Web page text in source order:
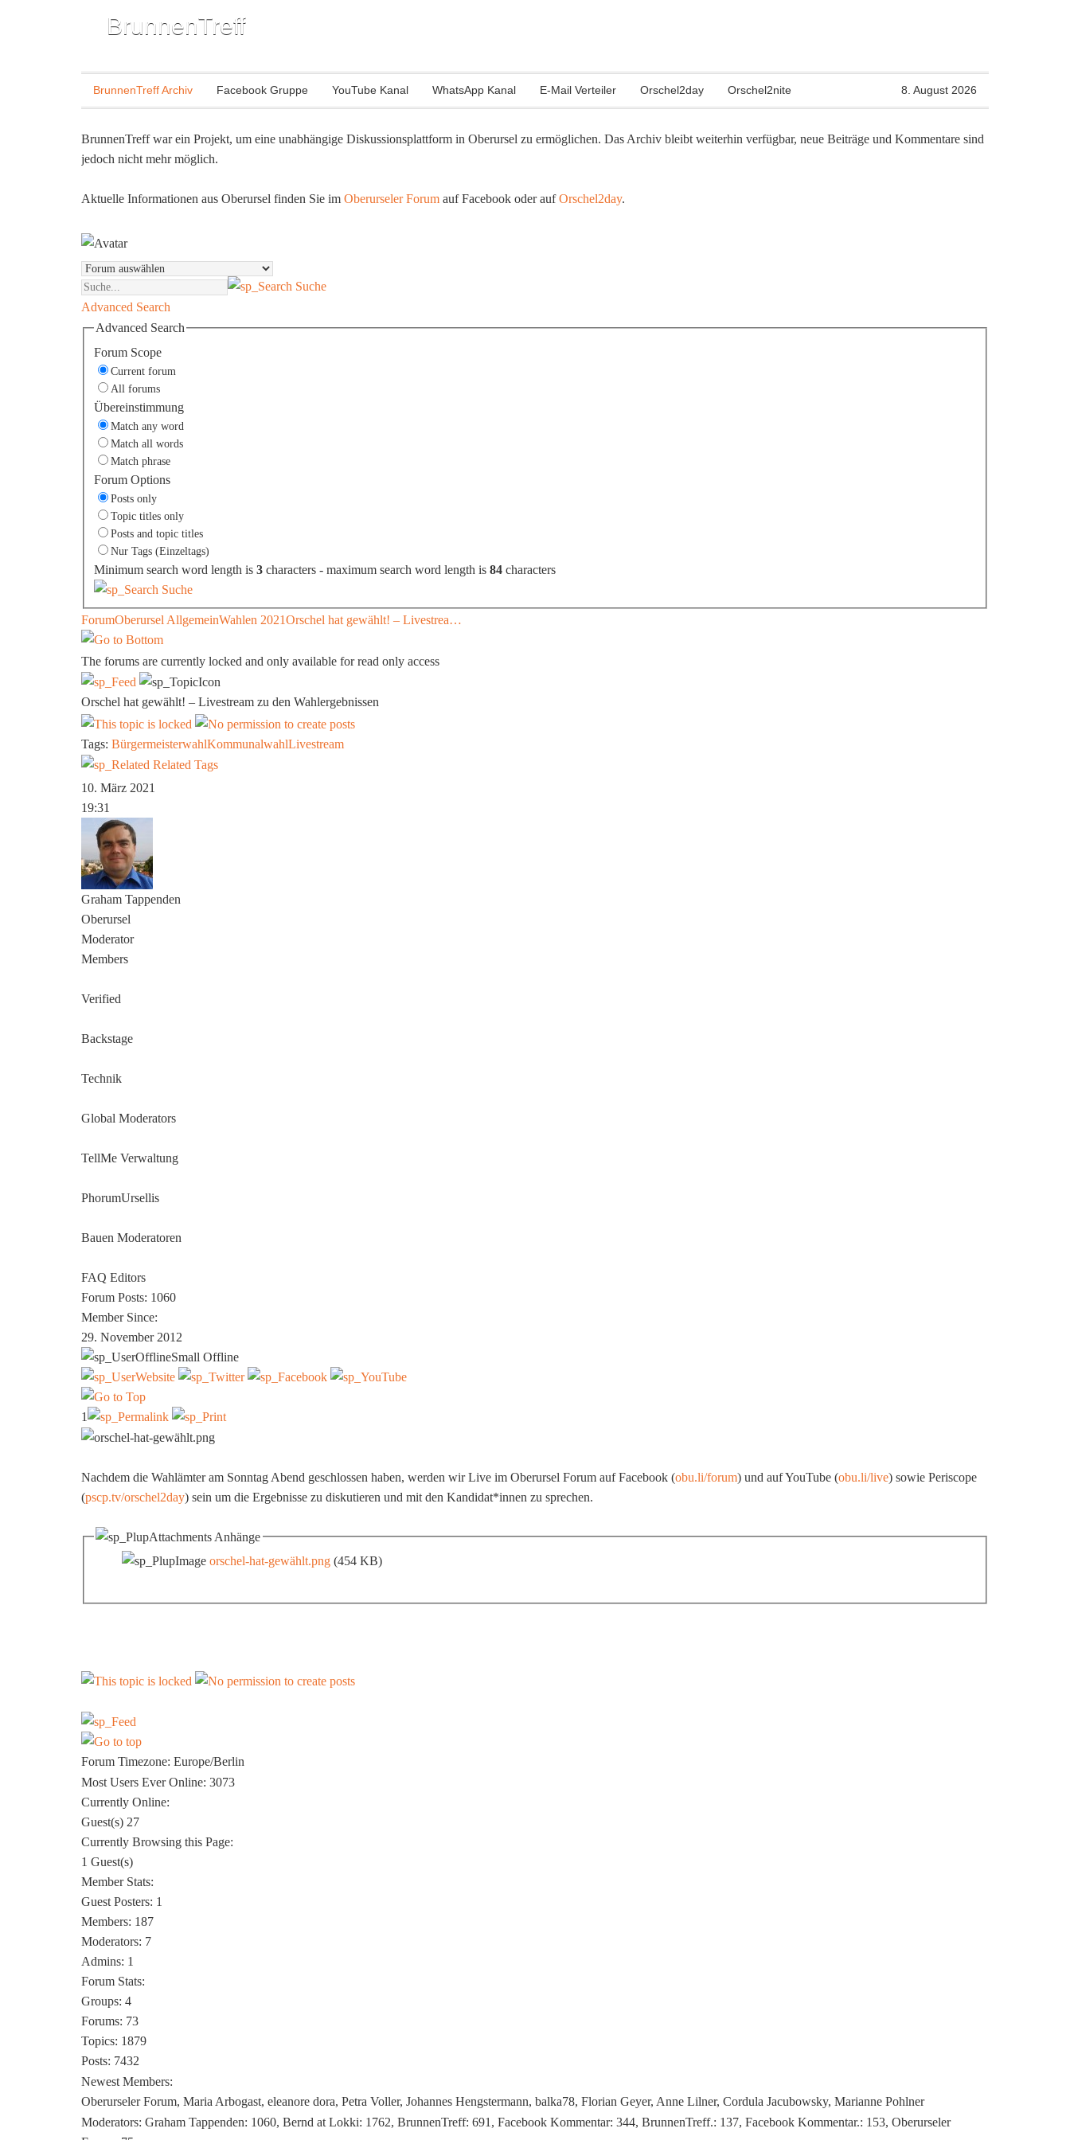
BrunnenTreff
BrunnenTreff Archiv Facebook Gruppe YouTube Kanal WhatsApp Kanal E-Mail Verteiler Orschel2day Orschel2nite 8. August 2026
BrunnenTreff war ein Projekt, um eine unabhängige Diskussionsplattform in Oberursel zu ermöglichen. Das Archiv bleibt weiterhin verfügbar, neue Beiträge und Kommentare sind
jedoch nicht mehr möglich.
Aktuelle Informationen aus Oberursel finden Sie im Oberurseler Forum auf Facebook oder aufOrschel2day.
Suche
Advanced Search
Advanced Search
Forum Scope
Current forum
All forums
Übereinstimmung
Match any word
Match all words
Match phrase
Forum Options
Posts only
Topic titles only
Posts and topic titles
Nur Tags (Einzeltags)
Minimum search word length is 3 characters - maximum search word length is 84 characters
Suche
ForumOberursel AllgemeinWahlen 2021Orschel hat gewählt! – Livestrea…
The forums are currently locked and only available for read only access
Orschel hat gewählt! – Livestream zu den Wahlergebnissen
Tags: BürgermeisterwahlKommunalwahlLivestream
Related Tags
10. März 2021
19:31
Graham Tappenden
Oberursel
Moderator
Members
Verified
Backstage
Technik
Global Moderators
TellMe Verwaltung
PhorumUrsellis
Bauen Moderatoren
FAQ Editors
Forum Posts: 1060
Member Since:
29. November 2012
Offline
1
Nachdem die Wahlämter am Sonntag Abend geschlossen haben, werden wir Live im Oberursel Forum auf Facebook (obu.li/forum) und auf YouTube (obu.li/live) sowie Periscope
(pscp.tv/orschel2day) sein um die Ergebnisse zu diskutieren und mit den Kandidat*innen zu sprechen.
Anhänge
orschel-hat-gewählt.png (454 KB)
Forum Timezone: Europe/Berlin
Most Users Ever Online: 3073
Currently Online:
Guest(s) 27
Currently Browsing this Page:
1 Guest(s)
Member Stats:
Guest Posters: 1
Members: 187
Moderators: 7
Admins: 1
Forum Stats:
Groups: 4
Forums: 73
Topics: 1879
Posts: 7432
Newest Members:
Oberurseler Forum, Maria Arbogast, eleanore dora, Petra Voller, Johannes Hengstermann, balka78, Florian Geyer, Anne Lilner, Cordula Jacubowsky, Marianne Pohlner
Moderators: Graham Tappenden: 1060, Bernd at Lokki: 1762, BrunnenTreff: 691, Facebook Kommentar: 344, BrunnenTreff.: 137, Facebook Kommentar.: 153, Oberurseler